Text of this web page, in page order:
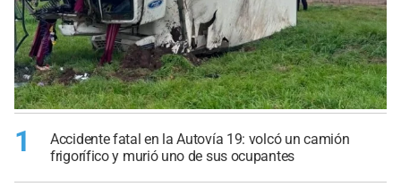
1
Accidente fatal en la Autovía 19: volcó un camión
frigorífico y murió uno de sus ocupantes